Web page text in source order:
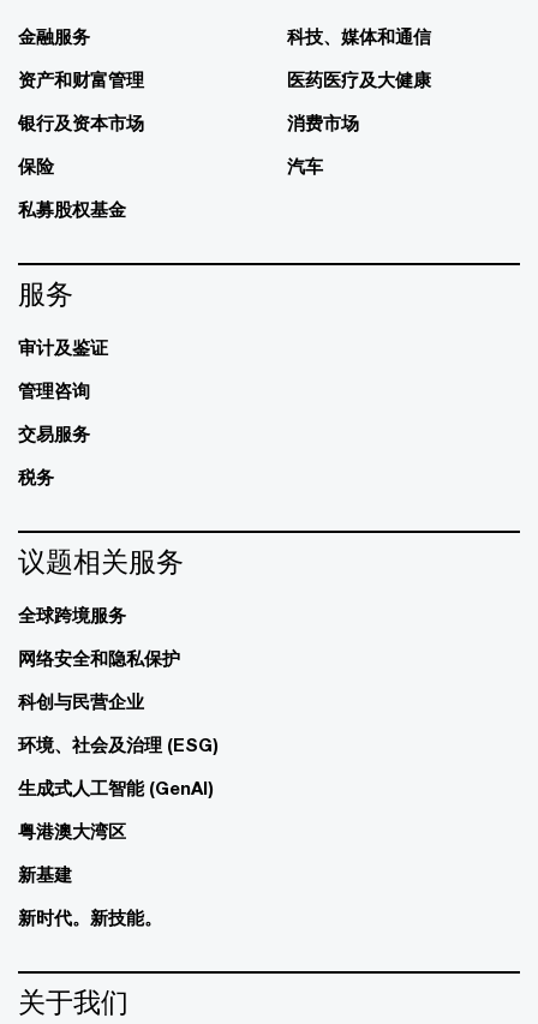
金融服务
资产和财富管理
银行及资本市场
保险
私募股权基金
科技、媒体和通信
医药医疗及大健康
消费市场
汽车
服务
审计及鉴证
管理咨询
交易服务
税务
议题相关服务
全球跨境服务
网络安全和隐私保护
科创与民营企业
环境、社会及治理 (ESG)
生成式人工智能 (GenAI)
粤港澳大湾区
新基建
新时代。新技能。
关于我们